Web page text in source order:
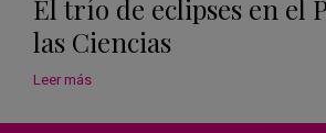
El trío de eclipses en el
las Ciencias
Leer más